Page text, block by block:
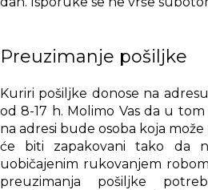
Preuzimanje pošiljke
Kuriri pošiljke donose na
od 8-17 h. Molimo Vas da u
na adresi bude osoba koja
će biti zapakovani tako da
uobičajenim rukovanjem
preuzimanja pošiljke